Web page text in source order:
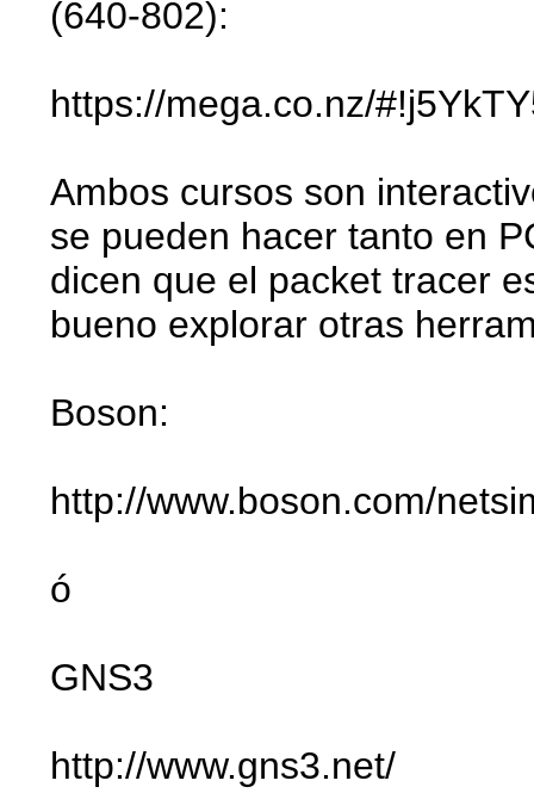
(640-802):
https://mega.co.nz/
Ambos cursos son
se pueden hacer tanto en
dicen que el packet tracer
bueno explorar otras
Boson:
http://www.boson.com/
ó
GNS3
http://www.gns3.net/